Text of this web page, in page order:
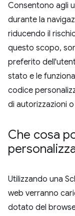
Consentono agli
durante la
riducendo il
questo scopo,
preferito
stato e le
codice
di autorizzazioni
Che cosa
Utilizzando una
web verranno
dotato del